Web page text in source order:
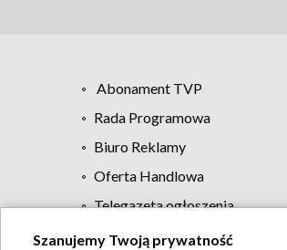
Abonament TVP
Rada Programowa
Biuro Reklamy
Oferta Handlowa
Telegazeta ogłoszenia
Szanujemy Twoją prywatność